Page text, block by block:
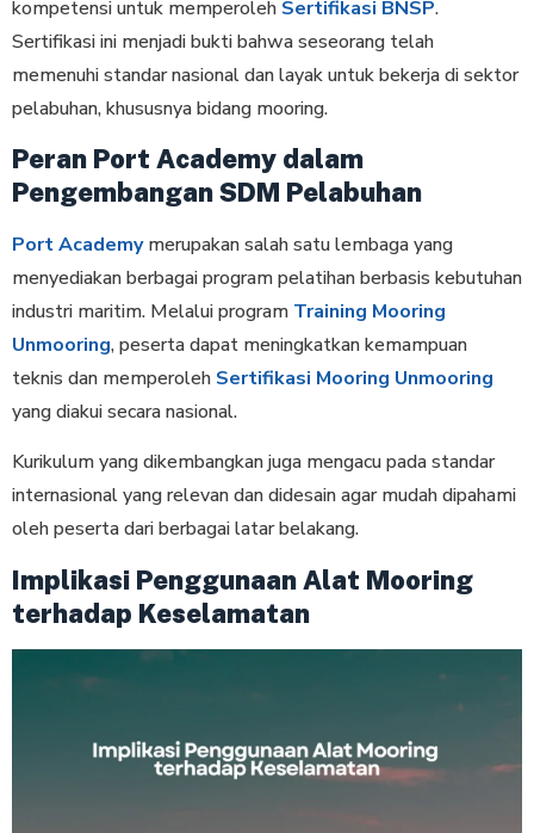
kompetensi untuk memperoleh Sertifikasi BNSP.
Sertifikasi ini menjadi bukti bahwa seseorang telah
memenuhi standar nasional dan layak untuk bekerja di sektor
pelabuhan, khususnya bidang mooring.
Peran Port Academy dalam
Pengembangan SDM Pelabuhan
Port Academymerupakan salah satu lembaga yang
menyediakan berbagai program pelatihan berbasis kebutuhan
industri maritim. Melalui program Training Mooring
Unmooring, peserta dapat meningkatkan kemampuan
teknis dan memperoleh Sertifikasi Mooring Unmooring
yang diakui secara nasional.
Kurikulum yang dikembangkan juga mengacu pada standar
internasional yang relevan dan didesain agar mudah dipahami
oleh peserta dari berbagai latar belakang.
Implikasi Penggunaan Alat Mooring
terhadap Keselamatan